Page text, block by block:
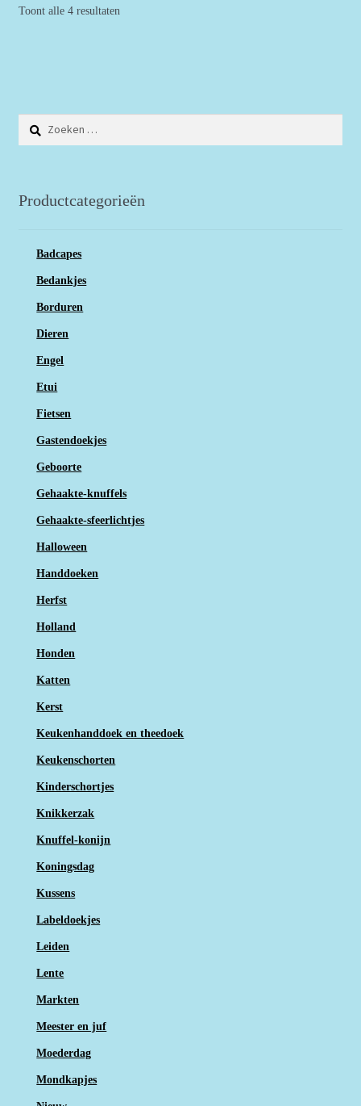
Toont alle 4 resultaten
naar:
Productcategorieën
Badcapes
Bedankjes
Borduren
Dieren
Engel
Etui
Fietsen
Gastendoekjes
Geboorte
Gehaakte-knuffels
Gehaakte-sfeerlichtjes
Halloween
Handdoeken
Herfst
Holland
Honden
Katten
Kerst
Keukenhanddoek en theedoek
Keukenschorten
Kinderschortjes
Knikkerzak
Knuffel-konijn
Koningsdag
Kussens
Labeldoekjes
Leiden
Lente
Markten
Meester en juf
Moederdag
Mondkapjes